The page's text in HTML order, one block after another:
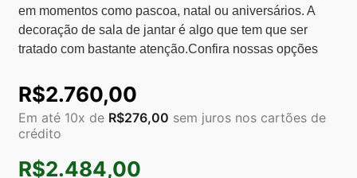
em momentos como pascoa, natal ou aniversários. A
decoração de sala de jantar é algo que tem que ser
tratado com bastante atenção.Confira nossas opções
R$2.760,00
Em até 10x de R$276,00 sem juros nos cartões de
crédito
R$2.484,00